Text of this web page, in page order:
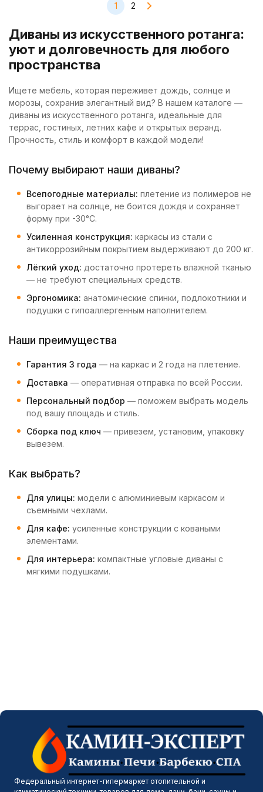
1 2
Диваны из искусственного ротанга:
уют и долговечность для любого
пространства
Ищете мебель, которая переживет дождь, солнце и
морозы, сохранив элегантный вид? В нашем каталоге —
диваны из искусственного ротанга, идеальные для
террас, гостиных, летних кафе и открытых веранд.
Прочность, стиль и комфорт в каждой модели!
Почему выбирают наши диваны?
Всепогодные материалы: плетение из полимеров не
выгорает на солнце, не боится дождя и сохраняет
форму при -30°C.
Усиленная конструкция: каркасы из стали с
антикоррозийным покрытием выдерживают до 200 кг.
Лёгкий уход: достаточно протереть влажной тканью
— не требуют специальных средств.
Эргономика: анатомические спинки, подлокотники и
подушки с гипоаллергенным наполнителем.
Наши преимущества
Гарантия 3 года — на каркас и 2 года на плетение.
Доставка — оперативная отправка по всей России.
Персональный подбор — поможем выбрать модель
под вашу площадь и стиль.
Сборка под ключ — привезем, установим, упаковку
вывезем.
Как выбрать?
Для улицы: модели с алюминиевым каркасом и
съемными чехлами.
Для кафе: усиленные конструкции с коваными
элементами.
Для интерьера: компактные угловые диваны с
мягкими подушками.
Федеральный интернет-гипермаркет отопительной и